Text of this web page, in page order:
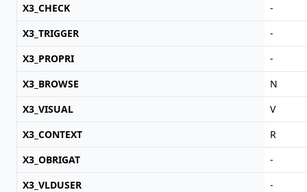
X3_CHECK
-
X3_TRIGGER
-
X3_PROPRI
-
X3_BROWSE
N
X3_VISUAL
V
X3_CONTEXT
R
X3_OBRIGAT
-
X3_VLDUSER
-